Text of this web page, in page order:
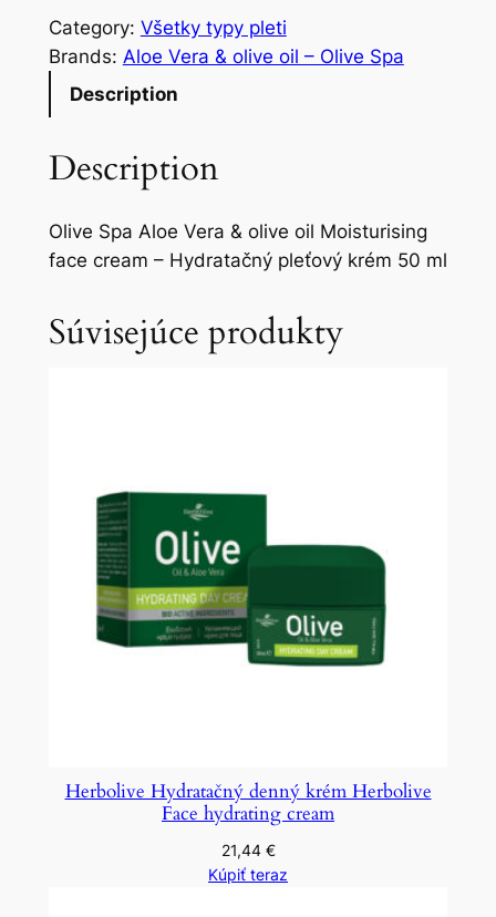
Category: Všetky typy pleti
Brands: Aloe Vera & olive oil – Olive Spa
Description
Description
Olive Spa Aloe Vera & olive oil Moisturising
face cream – Hydratačný pleťový krém 50 ml
Súvisejúce produkty
Herbolive Hydratačný denný krém Herbolive
Face hydrating cream
21,44 €
Kúpiť teraz